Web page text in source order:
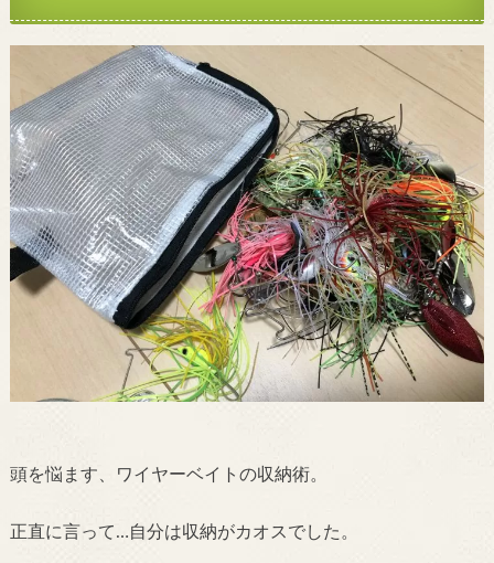
頭を悩ます、ワイヤーベイトの収納術。
正直に言って…自分は収納がカオスでした。